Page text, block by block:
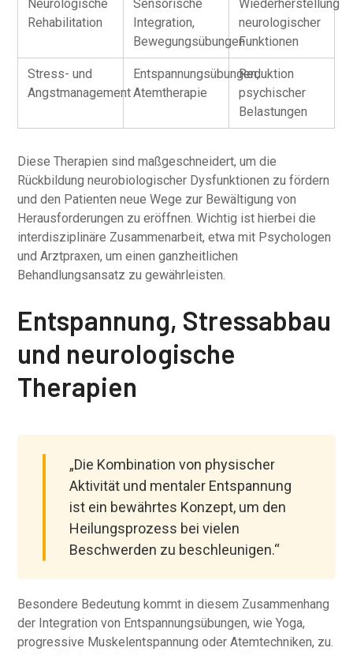
Neurologische
Rehabilitation
Sensorische
Integration,
Bewegungsübungen
Wiederherstellung
neurologischer
Funktionen
Stress- und
Angstmanagement
Entspannungsübungen,
Atemtherapie
Reduktion
psychischer
Belastungen
Diese Therapien sind maßgeschneidert, um die
Rückbildung neurobiologischer Dysfunktionen zu fördern
und den Patienten neue Wege zur Bewältigung von
Herausforderungen zu eröffnen. Wichtig ist hierbei die
interdisziplinäre Zusammenarbeit, etwa mit Psychologen
und Arztpraxen, um einen ganzheitlichen
Behandlungsansatz zu gewährleisten.
Entspannung, Stressabbau
und neurologische
Therapien
„Die Kombination von physischer
Aktivität und mentaler Entspannung
ist ein bewährtes Konzept, um den
Heilungsprozess bei vielen
Beschwerden zu beschleunigen.“
Besondere Bedeutung kommt in diesem Zusammenhang
der Integration von Entspannungsübungen, wie Yoga,
progressive Muskelentspannung oder Atemtechniken, zu.